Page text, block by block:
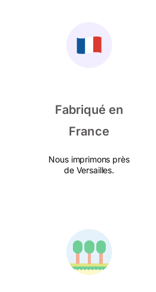
Fabriqué en
France
Nous imprimons près
de Versailles.